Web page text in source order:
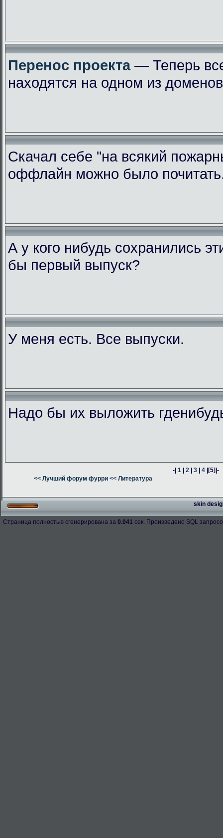
Перенос проекта— Теперь
находятся на одном из
Скачал себе "на всякий
оффлайн можно было
А у кого нибудь сохранились
бы первый выпуск?
У меня есть. Все выпуски.
Надо бы их выложить
-|1 |2 |3 |4 |[5]|-
<< Лучший форум фурри << Литература
skin
Страница полностью сгенерирована за 0.041 сек. Произведено SQL